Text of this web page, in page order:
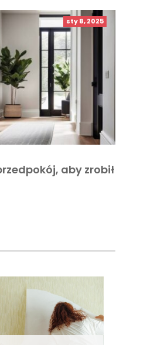
sty 8, 2025
aby zrobił